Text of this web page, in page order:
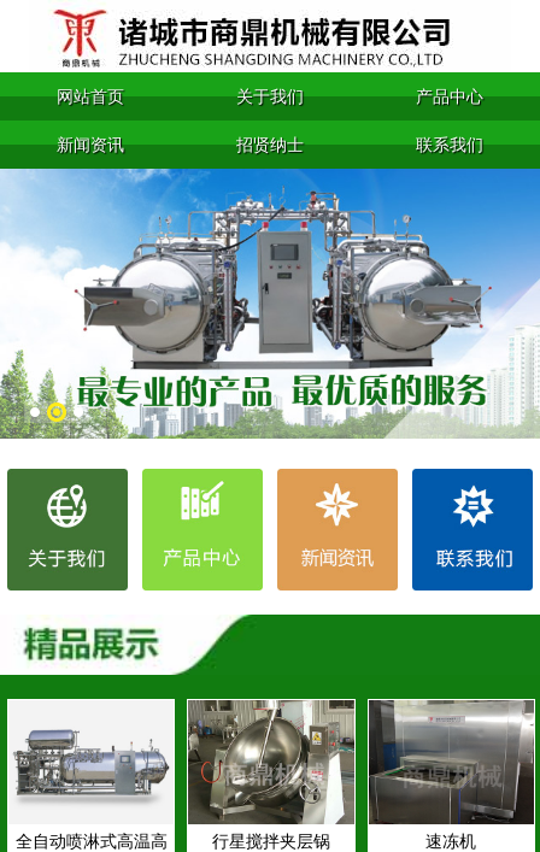
网站首页 关于我们 产品中心
新闻资讯 招贤纳士 联系我们
全自动喷淋式高温高
行星搅拌夹层锅 速冻机